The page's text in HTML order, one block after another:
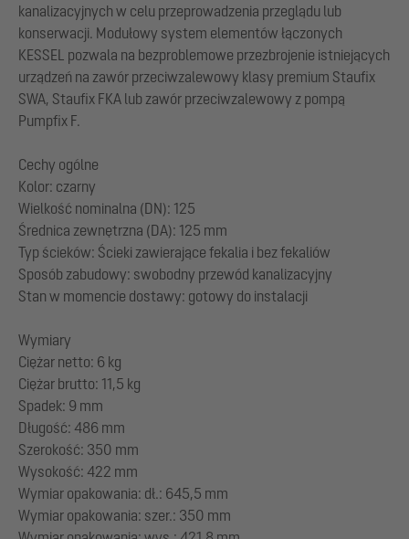
kanalizacyjnych w celu przeprowadzenia przeglądu lub
konserwacji. Modułowy system elementów łączonych
KESSEL pozwala na bezproblemowe przezbrojenie istniejących
urządzeń na zawór przeciwzalewowy klasy premium Staufix
SWA, Staufix FKA lub zawór przeciwzalewowy z pompą
Pumpfix F.
Cechy ogólne
Kolor: czarny
Wielkość nominalna (DN): 125
Średnica zewnętrzna (DA): 125 mm
Typ ścieków: Ścieki zawierające fekalia i bez fekaliów
Sposób zabudowy: swobodny przewód kanalizacyjny
Stan w momencie dostawy: gotowy do instalacji
Wymiary
Ciężar netto: 6 kg
Ciężar brutto: 11,5 kg
Spadek: 9 mm
Długość: 486 mm
Szerokość: 350 mm
Wysokość: 422 mm
Wymiar opakowania: dł.: 645,5 mm
Wymiar opakowania: szer.: 350 mm